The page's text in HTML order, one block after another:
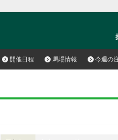
開催日程 馬場情報 今週の